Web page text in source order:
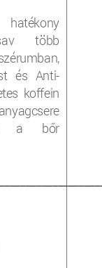
több
és Anti-
koffein
a bőr